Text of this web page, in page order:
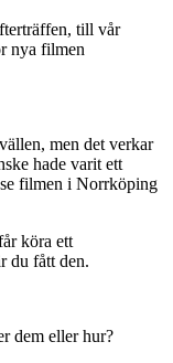
till vår
nya filmen
men det verkar
hade varit ett
filmen i Norrköping
köra ett
du fått den.
dem eller hur?